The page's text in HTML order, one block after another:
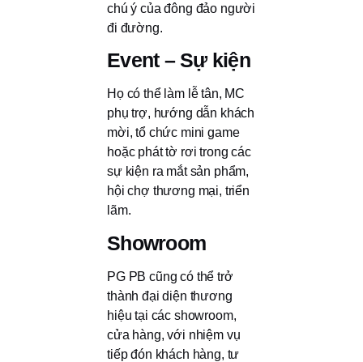
chú ý của đông đảo người
đi đường.
Event – Sự kiện
Họ có thể làm lễ tân, MC
phụ trợ, hướng dẫn khách
mời, tổ chức mini game
hoặc phát tờ rơi trong các
sự kiện ra mắt sản phẩm,
hội chợ thương mại, triển
lãm.
Showroom
PG PB cũng có thể trở
thành đại diện thương
hiệu tại các showroom,
cửa hàng, với nhiệm vụ
tiếp đón khách hàng, tư